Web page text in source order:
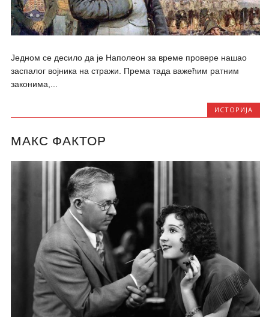
Једном се десило да је Наполеон за време провере нашао
заспалог војника на стражи. Према тада важећим ратним
законима,...
ИСТОРИЈА
МАКС ФАКТОР